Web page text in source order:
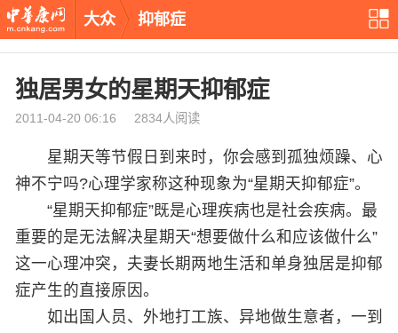
大众 抑郁症
独居男女的星期天抑郁症
2011-04-20 06:16 2834人阅读
星期天等节假日到来时，你会感到孤独烦躁、心
神不宁吗?心理学家称这种现象为“星期天抑郁症”。
“星期天抑郁症”既是心理疾病也是社会疾病。最
重要的是无法解决星期天“想要做什么和应该做什么”
这一心理冲突，夫妻长期两地生活和单身独居是抑郁
症产生的直接原因。
如出国人员、外地打工族、异地做生意者，一到